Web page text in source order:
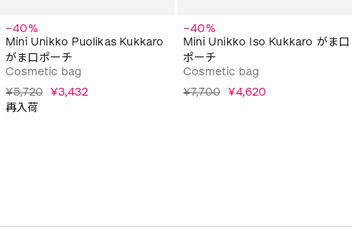
−40%
Mini Unikko Puolikas Kukkaro
がま口ポーチ
Cosmetic bag
¥5,720 ¥3,432
再入荷
−40%
Mini Unikko Iso Kukkaro がま口
ポーチ
Cosmetic bag
¥7,700 ¥4,620